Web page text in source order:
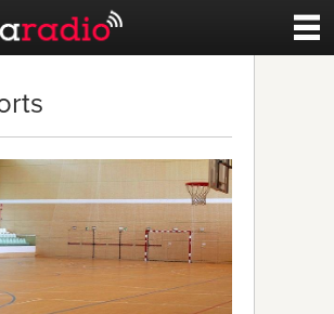
Esports
Noticies